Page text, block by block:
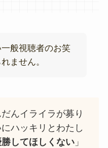
般視聴者のお笑
ません。
んイライラが募り
ハッキリとわたし
してほしくない 」